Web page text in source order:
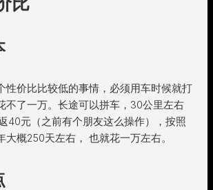
性价比比较低的事情，必须用车时候就打
不了一万。长途可以拼车，30公里左右
40元（之前有个朋友这么操作），按照
大概250天左右， 也就花一万左右。